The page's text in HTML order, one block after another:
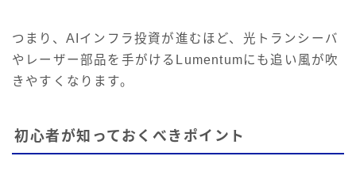
つまり、AIインフラ投資が進むほど、光トランシーバ
やレーザー部品を手がけるLumentumにも追い風が吹
きやすくなります。
初心者が知っておくべきポイント